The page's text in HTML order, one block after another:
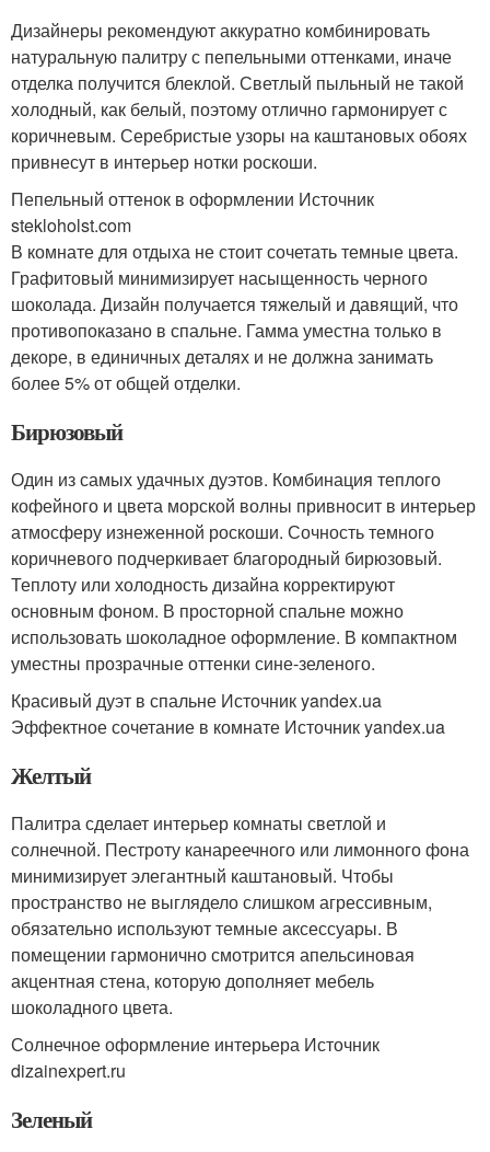
Дизайнеры рекомендуют аккуратно комбинировать
натуральную палитру с пепельными оттенками, иначе
отделка получится блеклой. Светлый пыльный не такой
холодный, как белый, поэтому отлично гармонирует с
коричневым. Серебристые узоры на каштановых обоях
привнесут в интерьер нотки роскоши.
Пепельный оттенок в оформлении Источник
stekloholst.com
В комнате для отдыха не стоит сочетать темные цвета.
Графитовый минимизирует насыщенность черного
шоколада. Дизайн получается тяжелый и давящий, что
противопоказано в спальне. Гамма уместна только в
декоре, в единичных деталях и не должна занимать
более 5% от общей отделки.
Бирюзовый
Один из самых удачных дуэтов. Комбинация теплого
кофейного и цвета морской волны привносит в интерьер
атмосферу изнеженной роскоши. Сочность темного
коричневого подчеркивает благородный бирюзовый.
Теплоту или холодность дизайна корректируют
основным фоном. В просторной спальне можно
использовать шоколадное оформление. В компактном
уместны прозрачные оттенки сине-зеленого.
Красивый дуэт в спальне Источник yandex.ua
Эффектное сочетание в комнате Источник yandex.ua
Желтый
Палитра сделает интерьер комнаты светлой и
солнечной. Пестроту канареечного или лимонного фона
минимизирует элегантный каштановый. Чтобы
пространство не выглядело слишком агрессивным,
обязательно используют темные аксессуары. В
помещении гармонично смотрится апельсиновая
акцентная стена, которую дополняет мебель
шоколадного цвета.
Солнечное оформление интерьера Источник
dizainexpert.ru
Зеленый